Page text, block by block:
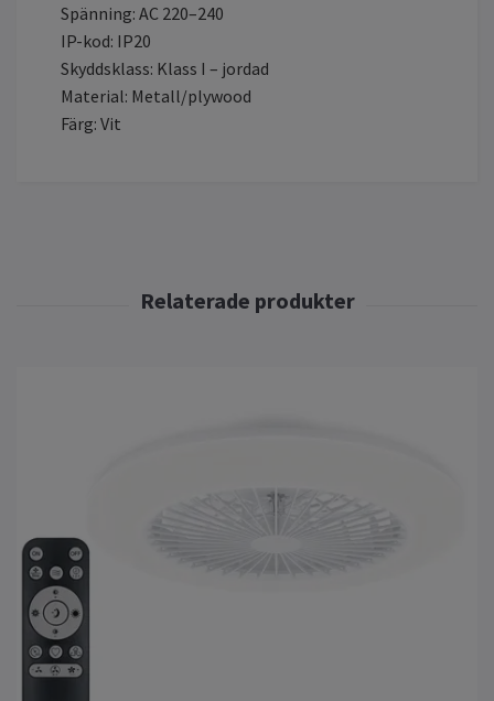
Spänning: AC 220–240
IP-kod: IP20
Skyddsklass: Klass I – jordad
Material: Metall/plywood
Färg: Vit